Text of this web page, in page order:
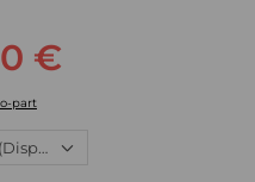
€
part
Neuf, 2 099,00 € : (Disponible)